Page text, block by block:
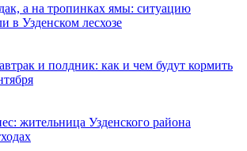
а на тропинках ямы: ситуацию
в Узденском лесхозе
и полдник: как и чем будут кормить
жительница Узденского района